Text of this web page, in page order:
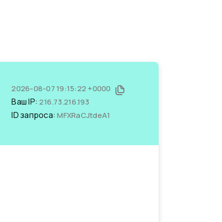
2026-08-07 19:15:22 +0000
Ваш IP:216.73.216.193
ID запроса:MFXRaCJtdeA1